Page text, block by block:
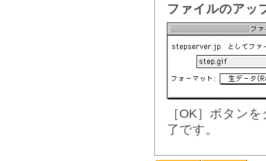
ファイルのアッ
［OK］ボタン
了です。